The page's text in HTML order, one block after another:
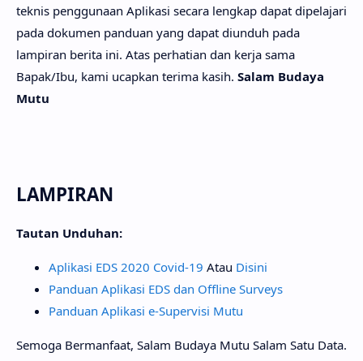
teknis penggunaan Aplikasi secara lengkap dapat dipelajari
pada dokumen panduan yang dapat diunduh pada
lampiran berita ini. Atas perhatian dan kerja sama
Bapak/Ibu, kami ucapkan terima kasih. Salam Budaya
Mutu
LAMPIRAN
Tautan Unduhan:
Aplikasi EDS 2020 Covid-19 Atau Disini
Panduan Aplikasi EDS dan Offline Surveys
Panduan Aplikasi e-Supervisi Mutu
Semoga Bermanfaat, Salam Budaya Mutu Salam Satu Data.